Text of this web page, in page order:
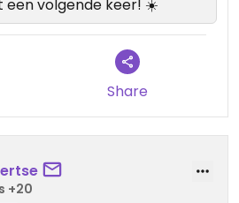
een volgende keer! ☀️
Share
+20